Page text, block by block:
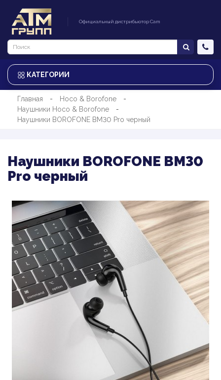
Официальный дистрибьютор Cam
КАТЕГОРИИ
Главная
Hoco & Borofone
Наушники Hoco & Borofone
Наушники BOROFONE BM30 Pro черный
Наушники BOROFONE BM30
Pro черный